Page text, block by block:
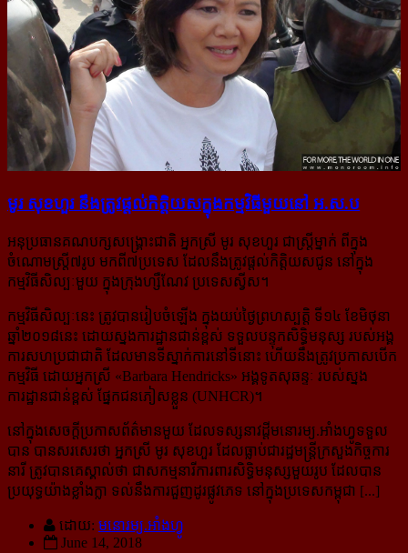
មូរ សុខហួរ នឹង​ត្រូវ​ផ្ដល់​កិត្តិយស​ក្នុង​កម្មវិធី​មួយ​នៅ អ.ស.ប
អនុប្រធានគណបក្សសង្គ្រោះជាតិ អ្នកស្រី មូរ សុខហួរ ជាស្ត្រីម្នាក់ ពីក្នុង
ចំណោមស្ត្រី៧រូប មកពី៧ប្រទេស ដែលនឹងត្រូវផ្ដល់កិត្តិយសជូន នៅក្នុង
កម្មវិធីសិល្បៈមួយ ក្នុងក្រុងហ្សឺណែវ ប្រទេសស្វីស។
កម្មវិធីសិល្បៈនេះ ត្រូវបានរៀបចំឡើង ក្នុងយប់ថ្ងៃព្រហស្បត្តិ ទី១៤ ខែមិថុនា
ឆ្នាំ២០១៨នេះ ដោយស្នងការដ្ឋានជាន់ខ្ពស់ ទទួលបន្ទុកសិទ្ធិមនុស្ស របស់អង្គ
ការសហប្រជាជាតិ ដែលមានទីស្នាក់ការនៅទីនោះ ហើយនឹងត្រូ​វ​ប្រកាស​បើក
កម្មវិធី ដោយអ្នកស្រី «Barbara Hendricks» អង្គទូតសុឆន្ទៈ របស់ស្នង
ការដ្ឋានជាន់ខ្ពស់ ផ្នែកជនភៀសខ្លួន (UNHCR)។
នៅក្នុងសេចក្ដីប្រកាសព័ត៌មានមួយ ដែលទស្សនាវដ្ដីមនោរម្យ.អាំងហ្វូទទួល
បាន បានសរសេរថា អ្នកស្រី មូរ សុខហួរ ដែលធ្លាប់ជារដ្ឋមន្ត្រីក្រសួងកិច្ចការ
នារី ត្រូវបានគេស្គាល់ថា ជាសកម្មនារីការពារសិទ្ធិមនុស្សមួយរូប ដែលបាន
ប្រយុទ្ធយ៉ាងខ្លាំងក្លា ទល់នឹងការជួញដូរផ្លូវភេទ នៅក្នុងប្រទេសកម្ពុជា [...]
ដោយ: មនោរម្យ.អាំងហ្វូ
June 14, 2018